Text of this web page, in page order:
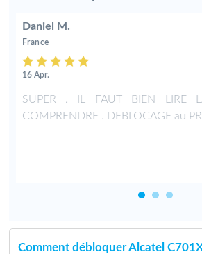
Daniel M.
France
16 Apr.
SUPER . IL FAUT BIEN LIRE
COMPRENDRE . DEBLOCAGE au
Comment débloquer Alcatel